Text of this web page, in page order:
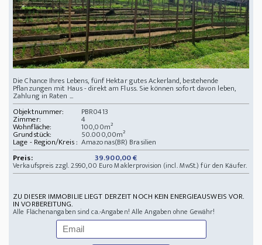
Die Chance Ihres Lebens, fünf Hektar gutes Ackerland, bestehende
Pflanzungen mit Haus - direkt am Fluss. Sie können sofort davon leben,
Zahlung in Raten ...
Objektnummer:
PBR0413
Zimmer: 4
Wohnfläche: 100,00m²
Grundstück: 50.000,00m²
Lage - Region/Kreis : Amazonas(BR) Brasilien
Preis:
39.900,00 €
Verkaufspreis zzgl. 2.990,00 Euro Maklerprovision (incl. MwSt.) für den Käufer.
ZU DIESER IMMOBILIE LIEGT DERZEIT NOCH KEIN ENERGIEAUSWEIS VOR.
IN VORBEREITUNG.
Alle Flächenangaben sind ca.-Angaben! Alle Angaben ohne Gewähr!